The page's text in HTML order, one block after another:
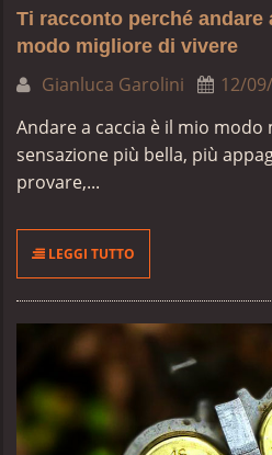
Ti racconto perché andare
modo migliore di vivere
Gianluca Garolini
12/
Andare a caccia è il mio modo
sensazione più bella, più
provare,...
LEGGI TUTTO